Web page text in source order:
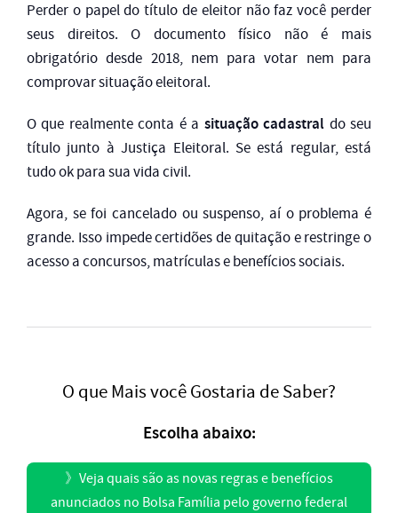
Perder o papel do título de eleitor não faz você perder
seus direitos. O documento físico não é mais
obrigatório desde 2018, nem para votar nem para
comprovar situação eleitoral.
O que realmente conta é a situação cadastral do seu
título junto à Justiça Eleitoral. Se está regular, está
tudo ok para sua vida civil.
Agora, se foi cancelado ou suspenso, aí o problema é
grande. Isso impede certidões de quitação e restringe o
acesso a concursos, matrículas e benefícios sociais.
O que Mais você Gostaria de Saber?
Escolha abaixo:
》 Veja quais são as novas regras e benefícios
anunciados no Bolsa Família pelo governo federal